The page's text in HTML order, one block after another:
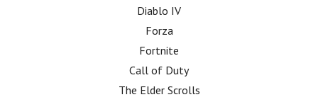
Diablo IV
Forza
Fortnite
Call of Duty
The Elder Scrolls